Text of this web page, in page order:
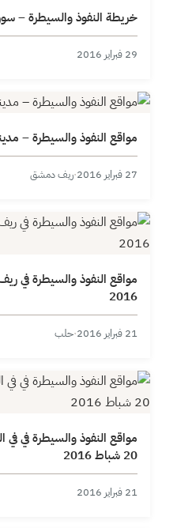
خريطة النفوذ والسيطرة – سورية – 29
29 فبراير 2016
مواقع النفوذ والسيطرة – مدينة داريا –
27 فبراير 2016 ·ريف دمشق
2016
21 فبراير 2016 ·حلب
مواقع النفوذ والسيطرة في
20 شباط 2016
21 فبراير 2016